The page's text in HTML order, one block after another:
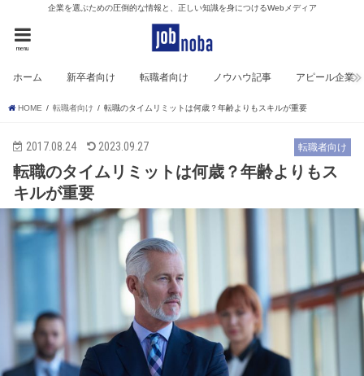
企業を選ぶための圧倒的な情報と、正しい知識を身につけるWebメディア
menu
ホーム 新卒者向け 転職者向け ノウハウ記事 アピール企業
HOME 転職者向け 転職のタイムリミットは何歳？年齢よりもスキルが重要
転職者向け
2017.08.24 2023.09.27
転職のタイムリミットは何歳？年齢よりもス
キルが重要